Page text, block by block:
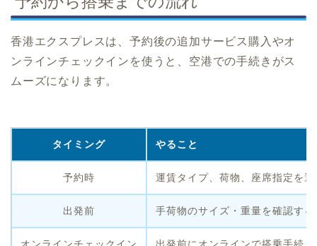
香港エクスプレスは、予約後の追加サービス購入やオ
ンラインチェックインを使うと、空港での手続きがス
ムーズになります。
タイミング やること
予約時 運賃タイプ、荷物、座席指定を選
出発前 手荷物のサイズ・重量を確認する